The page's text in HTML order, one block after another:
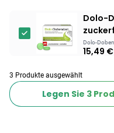
Dolo-
Dolo-
15,49 €
3 Produkte ausgewählt
Legen Sie 3